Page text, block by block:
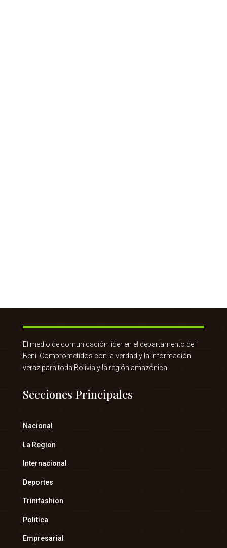
El medio de comunicación líder en el departamento del
Beni. Comprometidos con la verdad y la información
veraz para toda Bolivia y la región amazónica.
Secciones Principales
Nacional
La Region
Internacional
Deportes
Trinifashion
Politica
Empresarial